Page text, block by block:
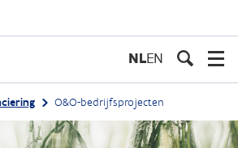
inhoud
gaan
NLEN
O&O-bedrijfsprojecten